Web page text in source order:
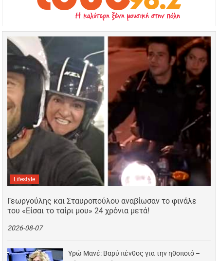
Lifestyle
Γεωργούλης και Σταυροπούλου αναβίωσαν το φινάλε
του «Είσαι το ταίρι μου» 24 χρόνια μετά!
2026-08-07
Υρώ Μανέ: Βαρύ πένθος για την ηθοποιό –